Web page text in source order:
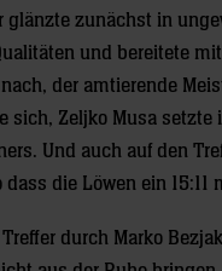
zunächst in
und bereitete
der amtierende
Zeljko Musa setzte
Und auch auf den
die Löwen ein
durch Marko